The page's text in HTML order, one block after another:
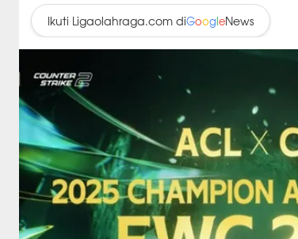
Ikuti Ligaolahraga.com diGoogleNews